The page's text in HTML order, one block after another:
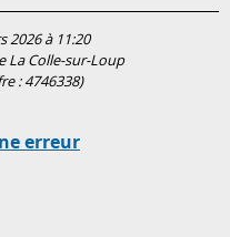
2026 à 11:20
La Colle-sur-Loup
:4746338)
erreur